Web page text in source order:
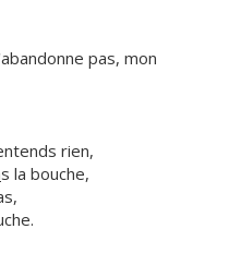
pas, mon
rien,
s la bouche,